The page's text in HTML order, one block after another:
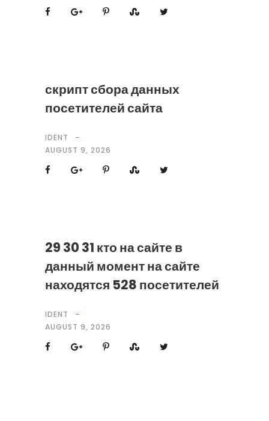
скрипт сбора данных
посетителей сайта
IDENT
AUGUST 9, 2026
29 30 31 кто на сайте в
данный момент на сайте
находятся 528 посетителей
IDENT
AUGUST 9, 2026